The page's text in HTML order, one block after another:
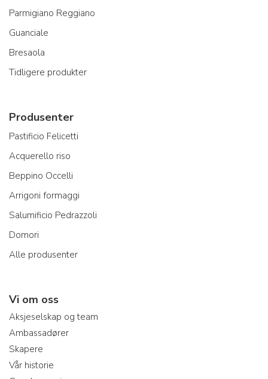
Parmigiano Reggiano
Guanciale
Bresaola
Tidligere produkter
Produsenter
Pastificio Felicetti
Acquerello riso
Beppino Occelli
Arrigoni formaggi
Salumificio Pedrazzoli
Domori
Alle produsenter
Vi om oss
Aksjeselskap og team
Ambassadører
Skapere
Vår historie